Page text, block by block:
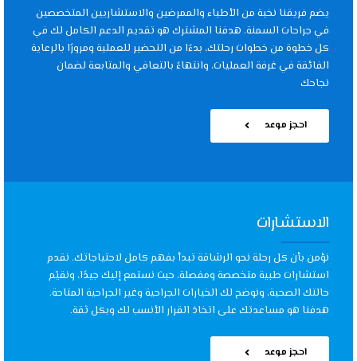
يضم فريقنا نخبة من الأطباء والممرضين والاستشاريين المتخصصين
في جراحات السمنة. هدفنا المشترك هو تقديم الدعم الكامل لك في
كل خطوة من خطوات رحلتك، بدءًا من التحضير للعملية ومرورًا بالرعاية
الفائقة في غرفة العمليات، وانتهاءً بالتعافي والمتابعة لضمان
نجاحك
احجز موعد
الاستشارات
نؤمن بأن كل رحلة نحو الرشاقة تبدأ بفهم كامل لاحتياجاتك. نقدم
استشارات طبية متخصصة ومفصلة، حيث نستمع إليك جيدًا، ونقيّم
حالتك الصحية، ونوضح لك الخيارات الجراحية وغير الجراحية المتاحة.
هدفنا هو مساعدتك على اتخاذ القرار الأنسب لك وبكل ثقة.
احجز موعد